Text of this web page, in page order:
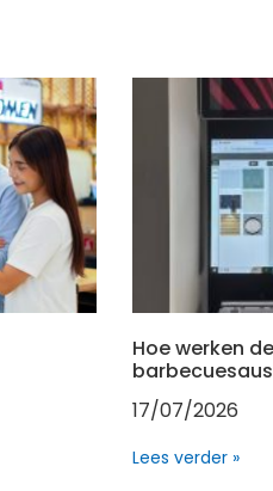
Hoe werken
17/07/2026
Lees verder »